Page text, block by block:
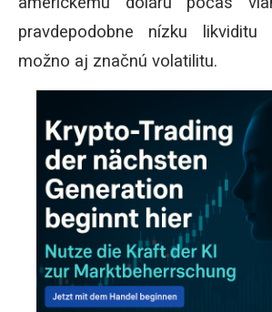
pravdepodobne nízku
možno aj značnú volatilitu.